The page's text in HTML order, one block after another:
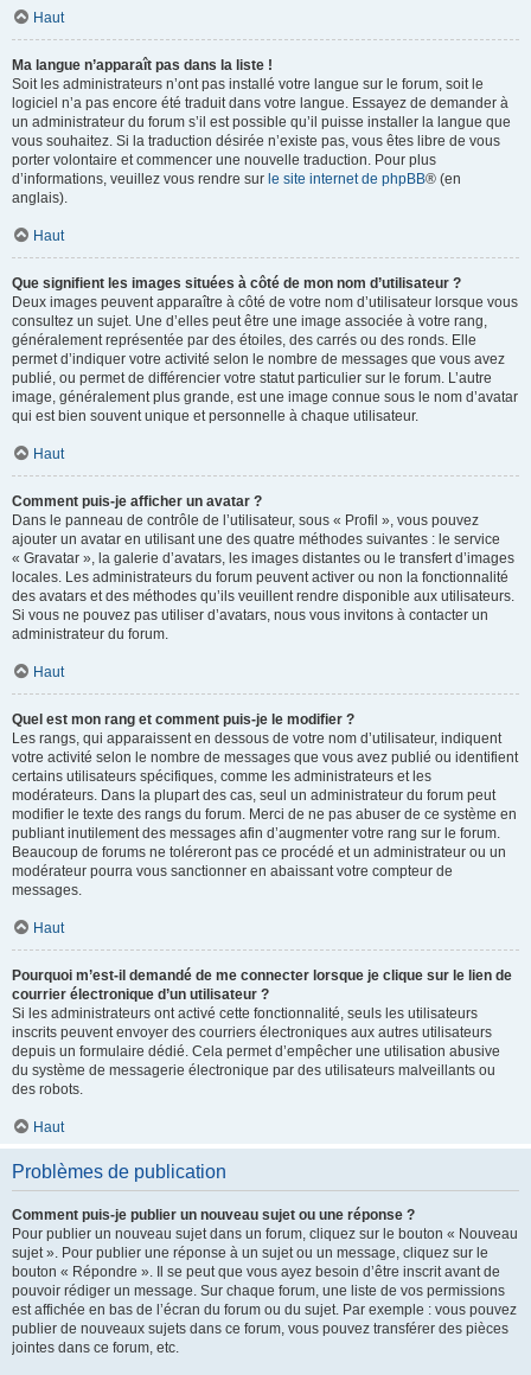
Haut
Ma langue n’apparaît pas dans la liste !
Soit les administrateurs n’ont pas installé votre langue sur le forum, soit le
logiciel n’a pas encore été traduit dans votre langue. Essayez de demander à
un administrateur du forum s’il est possible qu’il puisse installer la langue que
vous souhaitez. Si la traduction désirée n’existe pas, vous êtes libre de vous
porter volontaire et commencer une nouvelle traduction. Pour plus
d’informations, veuillez vous rendre sur le site internet de phpBB® (en
anglais).
Haut
Que signifient les images situées à côté de mon nom d’utilisateur ?
Deux images peuvent apparaître à côté de votre nom d’utilisateur lorsque vous
consultez un sujet. Une d’elles peut être une image associée à votre rang,
généralement représentée par des étoiles, des carrés ou des ronds. Elle
permet d’indiquer votre activité selon le nombre de messages que vous avez
publié, ou permet de différencier votre statut particulier sur le forum. L’autre
image, généralement plus grande, est une image connue sous le nom d’avatar
qui est bien souvent unique et personnelle à chaque utilisateur.
Haut
Comment puis-je afficher un avatar ?
Dans le panneau de contrôle de l’utilisateur, sous « Profil », vous pouvez
ajouter un avatar en utilisant une des quatre méthodes suivantes : le service
« Gravatar », la galerie d’avatars, les images distantes ou le transfert d’images
locales. Les administrateurs du forum peuvent activer ou non la fonctionnalité
des avatars et des méthodes qu’ils veuillent rendre disponible aux utilisateurs.
Si vous ne pouvez pas utiliser d’avatars, nous vous invitons à contacter un
administrateur du forum.
Haut
Quel est mon rang et comment puis-je le modifier ?
Les rangs, qui apparaissent en dessous de votre nom d’utilisateur, indiquent
votre activité selon le nombre de messages que vous avez publié ou identifient
certains utilisateurs spécifiques, comme les administrateurs et les
modérateurs. Dans la plupart des cas, seul un administrateur du forum peut
modifier le texte des rangs du forum. Merci de ne pas abuser de ce système en
publiant inutilement des messages afin d’augmenter votre rang sur le forum.
Beaucoup de forums ne toléreront pas ce procédé et un administrateur ou un
modérateur pourra vous sanctionner en abaissant votre compteur de
messages.
Haut
Pourquoi m’est-il demandé de me connecter lorsque je clique sur le lien de
courrier électronique d’un utilisateur ?
Si les administrateurs ont activé cette fonctionnalité, seuls les utilisateurs
inscrits peuvent envoyer des courriers électroniques aux autres utilisateurs
depuis un formulaire dédié. Cela permet d’empêcher une utilisation abusive
du système de messagerie électronique par des utilisateurs malveillants ou
des robots.
Haut
Problèmes de publication
Comment puis-je publier un nouveau sujet ou une réponse ?
Pour publier un nouveau sujet dans un forum, cliquez sur le bouton « Nouveau
sujet ». Pour publier une réponse à un sujet ou un message, cliquez sur le
bouton « Répondre ». Il se peut que vous ayez besoin d’être inscrit avant de
pouvoir rédiger un message. Sur chaque forum, une liste de vos permissions
est affichée en bas de l’écran du forum ou du sujet. Par exemple : vous pouvez
publier de nouveaux sujets dans ce forum, vous pouvez transférer des pièces
jointes dans ce forum, etc.